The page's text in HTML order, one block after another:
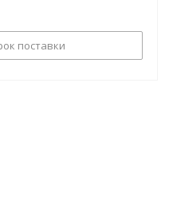
поставки